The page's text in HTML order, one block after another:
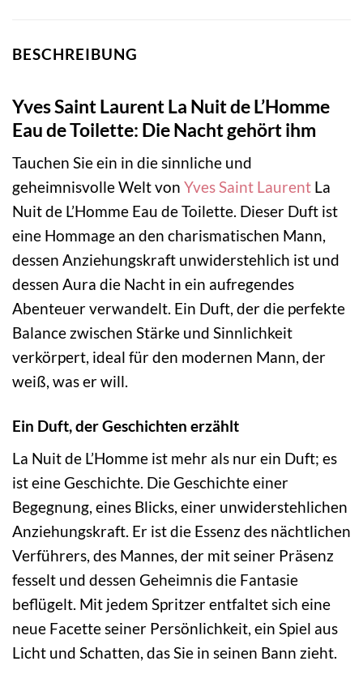
BESCHREIBUNG
Yves Saint Laurent La Nuit de L’Homme
Eau de Toilette: Die Nacht gehört ihm
Tauchen Sie ein in die sinnliche und
geheimnisvolle Welt von Yves Saint Laurent La
Nuit de L’Homme Eau de Toilette. Dieser Duft ist
eine Hommage an den charismatischen Mann,
dessen Anziehungskraft unwiderstehlich ist und
dessen Aura die Nacht in ein aufregendes
Abenteuer verwandelt. Ein Duft, der die perfekte
Balance zwischen Stärke und Sinnlichkeit
verkörpert, ideal für den modernen Mann, der
weiß, was er will.
Ein Duft, der Geschichten erzählt
La Nuit de L’Homme ist mehr als nur ein Duft; es
ist eine Geschichte. Die Geschichte einer
Begegnung, eines Blicks, einer unwiderstehlichen
Anziehungskraft. Er ist die Essenz des nächtlichen
Verführers, des Mannes, der mit seiner Präsenz
fesselt und dessen Geheimnis die Fantasie
beflügelt. Mit jedem Spritzer entfaltet sich eine
neue Facette seiner Persönlichkeit, ein Spiel aus
Licht und Schatten, das Sie in seinen Bann zieht.